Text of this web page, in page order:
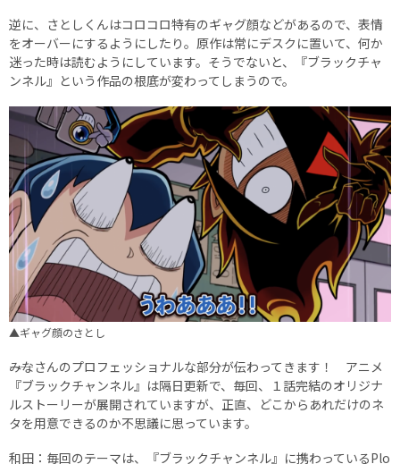
逆に、さとしくんはコロコロ特有のギャグ顔などがあるので、表情
をオーバーにするようにしたり。原作は常にデスクに置いて、何か
迷った時は読むようにしています。そうでないと、『ブラックチャ
ンネル』という作品の根底が変わってしまうので。
▲ギャグ顔のさとし
――みなさんのプロフェッショナルな部分が伝わってきます！ アニメ
『ブラックチャンネル』は隔日更新で、毎回、１話完結のオリジナ
ルストーリーが展開されていますが、正直、どこからあれだけのネ
タを用意できるのか不思議に思っています。
和田：毎回のテーマは、『ブラックチャンネル』に携わっているPlo